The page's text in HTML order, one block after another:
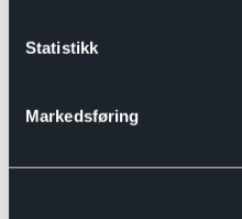
Statistikk
Markedsføring